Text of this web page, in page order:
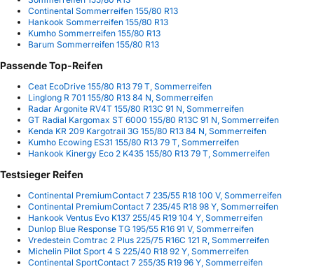
Continental Sommerreifen 155/80 R13
Hankook Sommerreifen 155/80 R13
Kumho Sommerreifen 155/80 R13
Barum Sommerreifen 155/80 R13
Passende Top-Reifen
Ceat EcoDrive 155/80 R13 79 T, Sommerreifen
Linglong R 701 155/80 R13 84 N, Sommerreifen
Radar Argonite RV4T 155/80 R13C 91 N, Sommerreifen
GT Radial Kargomax ST 6000 155/80 R13C 91 N, Sommerreifen
Kenda KR 209 Kargotrail 3G 155/80 R13 84 N, Sommerreifen
Kumho Ecowing ES31 155/80 R13 79 T, Sommerreifen
Hankook Kinergy Eco 2 K435 155/80 R13 79 T, Sommerreifen
Testsieger Reifen
Continental PremiumContact 7 235/55 R18 100 V, Sommerreifen
Continental PremiumContact 7 235/45 R18 98 Y, Sommerreifen
Hankook Ventus Evo K137 255/45 R19 104 Y, Sommerreifen
Dunlop Blue Response TG 195/55 R16 91 V, Sommerreifen
Vredestein Comtrac 2 Plus 225/75 R16C 121 R, Sommerreifen
Michelin Pilot Sport 4 S 225/40 R18 92 Y, Sommerreifen
Continental SportContact 7 255/35 R19 96 Y, Sommerreifen